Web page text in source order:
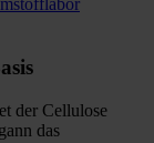
der Cellulose
das